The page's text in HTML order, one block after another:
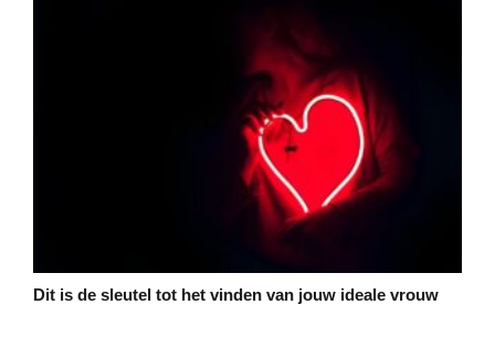
Dit is de sleutel tot het vinden van jouw ideale vrouw